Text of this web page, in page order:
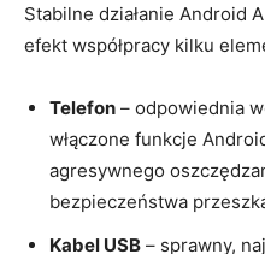
Stabilne działanie Android
efekt współpracy kilku
Telefon – odpowiednia
włączone funkcje
agresywnego
bezpieczeństwa
Kabel USB – sprawny,